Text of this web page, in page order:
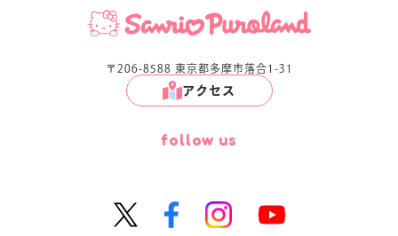
〒206-8588 東京都多摩市落合1-31
アクセス
follow us